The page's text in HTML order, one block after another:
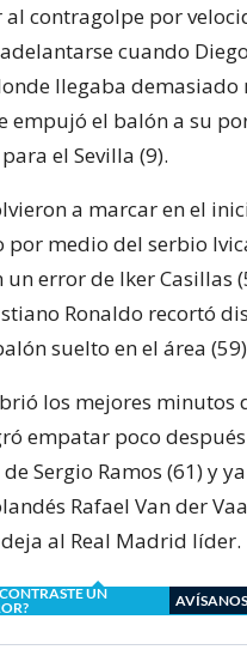
contragolpe por
cuando
llegaba demasiado
empujó el balón a su
el Sevilla (9).
a marcar en el
por medio del serbio
error de Iker Casillas
Ronaldo recortó
suelto en el área
los mejores minutos
empatar poco
Sergio Ramos (61) y
Rafael Van der
al Real Madrid líder.
UN
AVÍSANOS